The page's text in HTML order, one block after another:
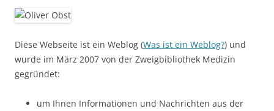
Diese Webseite ist ein Weblog (Was ist ein Weblog?) und
wurde im März 2007 von der Zweigbibliothek Medizin
gegründet:
um Ihnen Informationen und Nachrichten aus der